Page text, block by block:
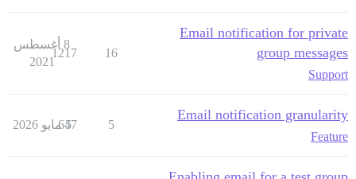
Email notification for private
group messages
Support
16
1217
8 أغسطس
2021
Email notification granularity
Feature
5
647
5 مايو 2026